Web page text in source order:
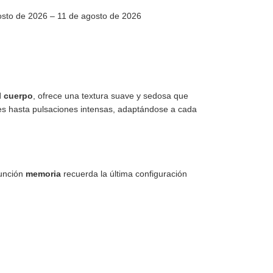
de 2026 – 11 de agosto de 2026
cuerpo, ofrece una textura suave y sedosa que
hasta pulsaciones intensas, adaptándose a cada
memoria recuerda la última configuración